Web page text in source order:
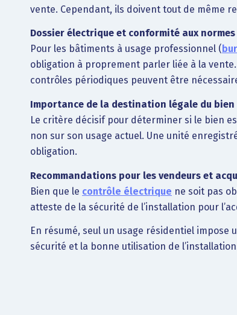
vente. Cependant, ils doivent tout de même
Dossier électrique et conformité aux normes
Pour les bâtiments à usage professionnel (
obligation à proprement parler liée à la
contrôles périodiques peuvent être
Importance de la destination légale du bien
Le critère décisif pour déterminer si le bien
non sur son usage actuel. Une unité
obligation.
Recommandations pour les vendeurs et
Bien que le contrôle électrique ne soit pas
atteste de la sécurité de l’installation pour
En résumé, seul un usage résidentiel impose
sécurité et la bonne utilisation de